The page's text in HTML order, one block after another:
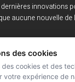
dernières innovations
aucune nouvelle de
des cookies
des cookies et des
votre expérience de